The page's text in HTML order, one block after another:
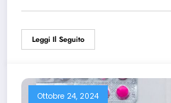
Leggi Il Seguito
Ottobre 24, 2024